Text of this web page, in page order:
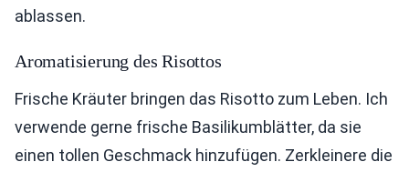
ablassen.
Aromatisierung des Risottos
Frische Kräuter bringen das Risotto zum Leben. Ich
verwende gerne frische Basilikumblätter, da sie
einen tollen Geschmack hinzufügen. Zerkleinere die